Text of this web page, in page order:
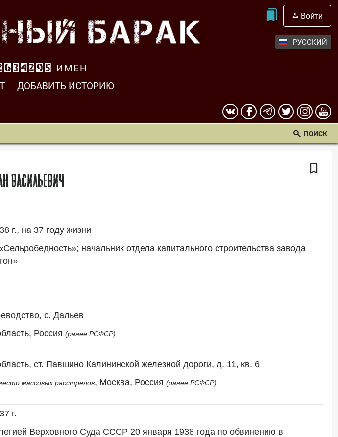
Войти
РУССКИЙ
ИМЕН
ДОБАВИТЬ ИСТОРИЮ
ПОИСК
Васильевич
г., на 37 году жизни
начальник отдела капитального строительства завода
с. Дальев
Россия (ранее РСФСР)
ст. Павшино Калининской железной дороги, д. 11, кв. 6
массовых расстрелов, Москва, Россия (ранее РСФСР)
г.
Верховного Суда СССР 20 января 1938 года по обвинению в